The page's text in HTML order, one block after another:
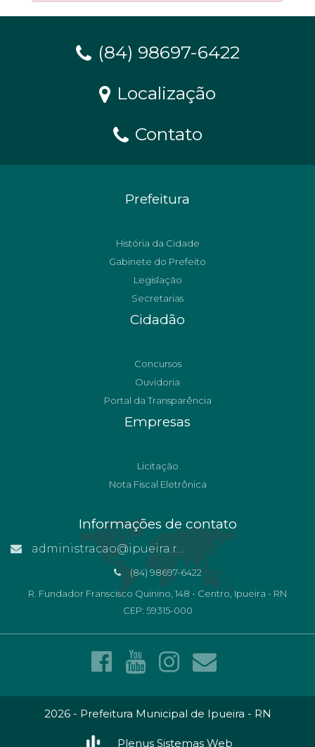
(84) 98697-6422
Localização
Contato
Prefeitura
História da Cidade
Gabinete do Prefeito
Legislação
Secretarias
Cidadão
Concursos
Ouvidoria
Portal da Transparência
Empresas
Licitação
Nota Fiscal Eletrônica
Informações de contato
administracao@ipueira.rn.gov.br
(84) 98697-6422
R. Fundador Franscisco Quinino, 148 - Centro, Ipueira - RN
CEP: 59315-000
2026 - Prefeitura Municipal de Ipueira - RN
Plenus Sistemas Web